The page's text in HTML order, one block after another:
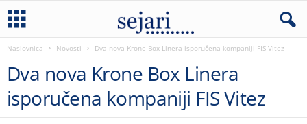
Naslovnica Novosti Dva nova Krone Box Linera isporučena kompaniji FIS Vitez
Dva nova Krone Box Linera
isporučena kompaniji FIS Vitez